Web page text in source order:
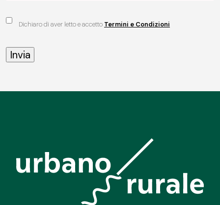
Dichiaro di aver letto e accetto Termini e Condizioni